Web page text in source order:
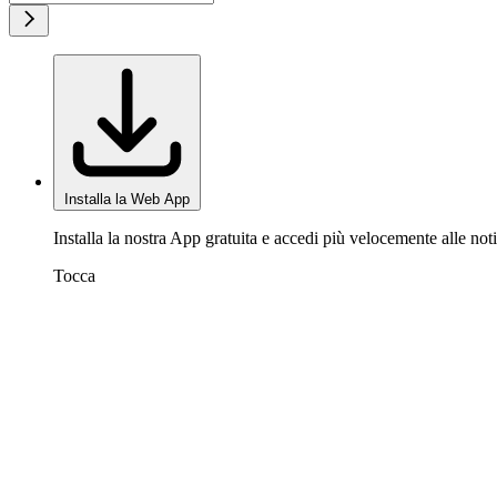
Installa la Web App
Installa la nostra App gratuita e accedi più velocemente alle
Tocca